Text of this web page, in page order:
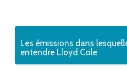
Les émissions dans
entendre Lloyd Cole